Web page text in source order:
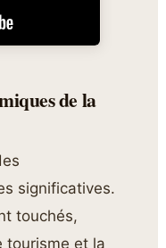
de la
significatives.
touchés,
tourisme et la